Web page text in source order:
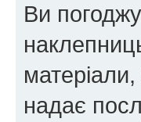
Ви
надає